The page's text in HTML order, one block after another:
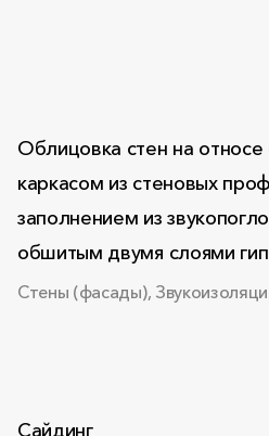
Облицовка стен на
каркасом из стеновых
заполнением из
обшитым двумя слоями
Стены (фасады),
Сайдинг